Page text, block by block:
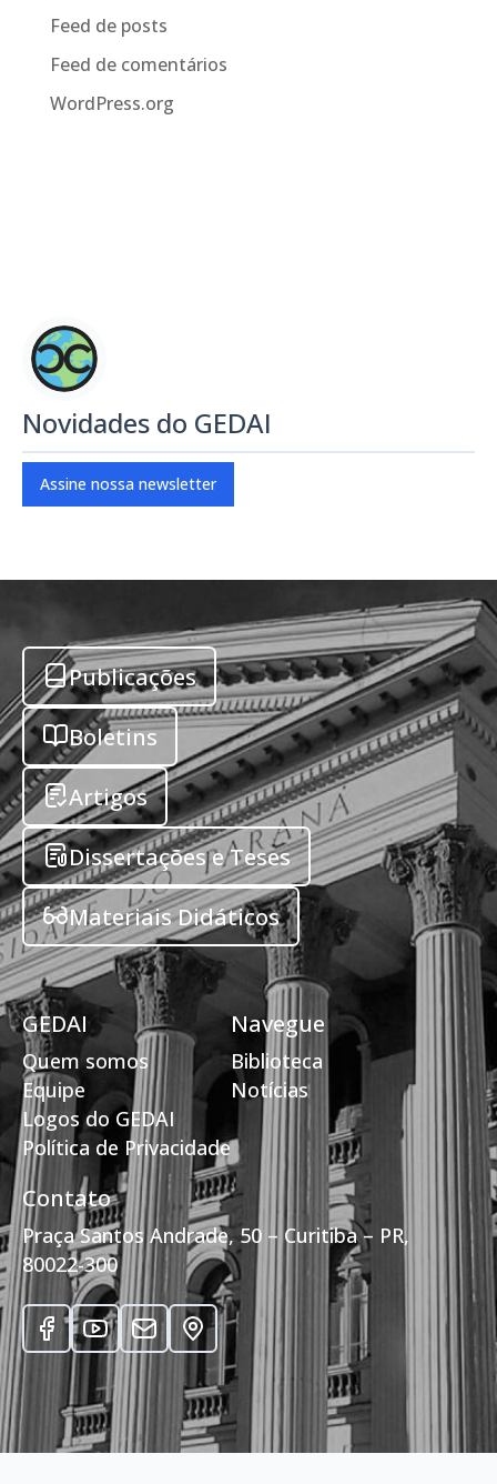
Feed de posts
Feed de comentários
WordPress.org
Novidades do GEDAI
Assine nossa newsletter
Publicações
Boletins
Artigos
Dissertações e Teses
Materiais Didáticos
GEDAI
Quem somos
Equipe
Logos do GEDAI
Política de Privacidade
Navegue
Biblioteca
Notícias
Contato
Praça Santos Andrade, 50 – Curitiba – PR,
80022-300